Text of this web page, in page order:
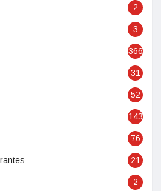
2
3
366
31
52
143
76
21
2